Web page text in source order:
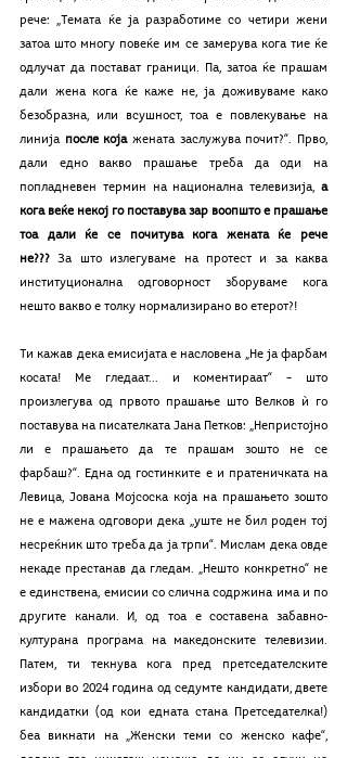
рече: „Темата ќе ја разработиме со четири жени
затоа што многу повеќе им се замерува кога тие ќе
одлучат да постават граници. Па, затоа ќе прашам
дали жена кога ќе каже не, ја доживуваме како
безобразна, или всушност, тоа е повлекување на
линија после која жената заслужува почит?“. Прво,
дали едно вакво прашање треба да оди на
попладневен термин на национална телевизија, а
кога веќе некој го поставува зар воопшто е прашање
тоа дали ќе се почитува кога жената ќе рече
не??? За што излегуваме на протест и за каква
институционална одговорност зборуваме кога
нешто вакво е толку нормализирано во етерот?!
Ти кажав дека емисијата е насловена „Не ја фарбам
косата! Ме гледаат... и коментираат“ – што
произлегува од првото прашање што Велков ѝ го
поставува на писателката Јана Петков: „Непристојно
ли е прашањето да те прашам зошто не се
фарбаш?“. Една од гостинките е и пратеничката на
Левица, Јована Мојсоска која на прашањето зошто
не е мажена одговори дека „уште не бил роден тој
несреќник што треба да ја трпи“. Мислам дека овде
некаде престанав да гледам. „Нешто конкретно“ не
е единствена, емисии со слична содржина има и по
другите канали. И, од тоа е составена забавно-
културана програма на македонските телевизии.
Патем, ти текнува кога пред претседателските
избори во 2024 година од седумте кандидати, двете
кандидатки (од кои едната стана Претседателка!)
беа викнати на „Женски теми со женско кафе“,